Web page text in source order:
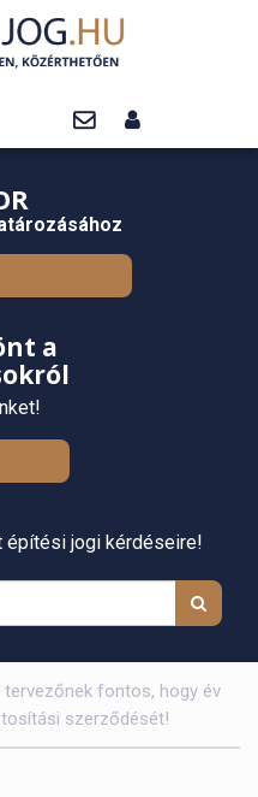
a
építési jogi kérdéseire!
tervezőnek fontos, hogy év
szerződését!